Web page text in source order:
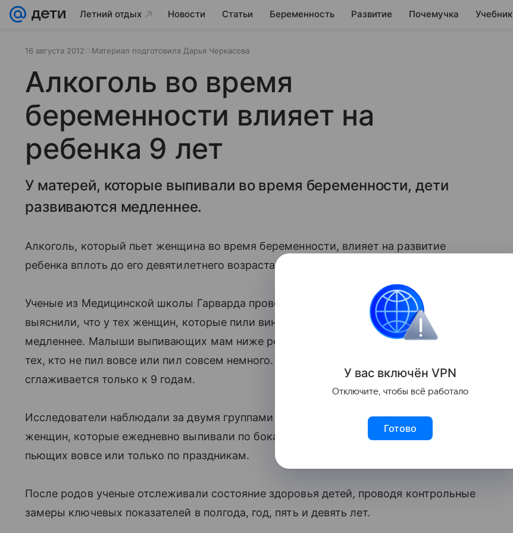
Летний отдых Новости Статьи Беременность Развитие Почемучка Учебник
16 августа 2012 Материал подготовила Дарья Черкасова
Алкоголь во время
беременности влияет на
ребенка 9 лет
У матерей, которые выпивали во время беременности, дети
развиваются медленнее.
Алкоголь, который пьет женщина во время беременности, влияет на развитие
ребенка вплоть до его девятилетнего возраста, сообщает The Daily Mail.
Ученые из Медицинской школы Гарварда провели многолетнее исследование и
выяснили, что у тех женщин, которые пили вино во время беременности, дети растут
медленнее. Малыши выпивающих мам ниже ростом и худее, чем дети,родившиеся
тех, кто не пил вовсе или пил совсем немного. При этом разница в развитии
сглаживается только к 9 годам.
Исследователи наблюдали за двумя группами беременных — в одной были 85
женщин, которые ежедневно выпивали по бокалу вина, в другой 63 девушки, не
пьющих вовсе или только по праздникам.
После родов ученые отслеживали состояние здоровья детей, проводя контрольные
замеры ключевых показателей в полгода, год, пять и девять лет.
У вас включён VPN
Отключите, чтобы всё работало
Готово